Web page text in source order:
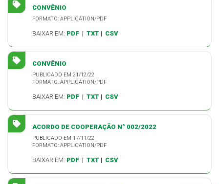
CONVÊNIO
FORMATO: APPLICATION/PDF
BAIXAR EM: PDF | TXT | CSV
CONVÊNIO
PUBLICADO EM 21/12/22
FORMATO: APPLICATION/PDF
BAIXAR EM: PDF | TXT | CSV
ACORDO DE COOPERAÇÃO N° 002/2022
PUBLICADO EM 17/11/22
FORMATO: APPLICATION/PDF
BAIXAR EM: PDF | TXT | CSV